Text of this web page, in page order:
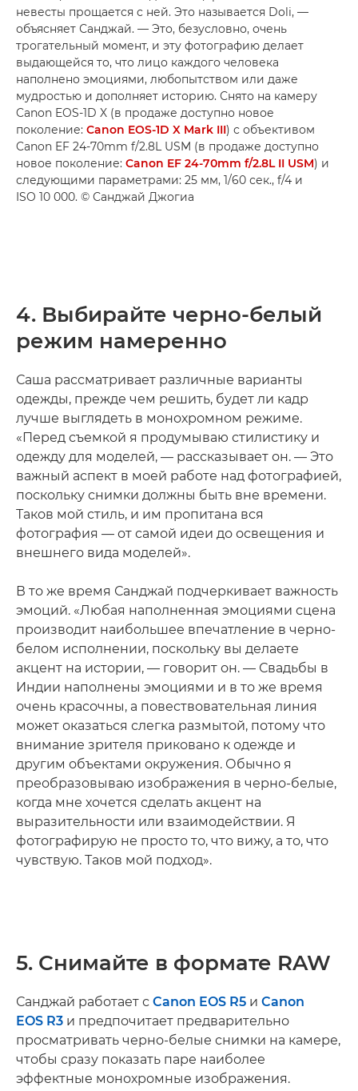
невесты прощается с ней. Это называется Doli, —
объясняет Санджай. — Это, безусловно, очень
трогательный момент, и эту фотографию делает
выдающейся то, что лицо каждого человека
наполнено эмоциями, любопытством или даже
мудростью и дополняет историю. Снято на камеру
Canon EOS-1D X (в продаже доступно новое
поколение: Canon EOS-1D X Mark III) с объективом
Canon EF 24-70mm f/2.8L USM (в продаже доступно
новое поколение: Canon EF 24-70mm f/2.8L II USM) и
следующими параметрами: 25 мм, 1/60 сек., f/4 и
ISO 10 000. © Санджай Джогиа
4. Выбирайте черно-белый
режим намеренно
Саша рассматривает различные варианты
одежды, прежде чем решить, будет ли кадр
лучше выглядеть в монохромном режиме.
«Перед съемкой я продумываю стилистику и
одежду для моделей, — рассказывает он. — Это
важный аспект в моей работе над фотографией,
поскольку снимки должны быть вне времени.
Таков мой стиль, и им пропитана вся
фотография — от самой идеи до освещения и
внешнего вида моделей».
В то же время Санджай подчеркивает важность
эмоций. «Любая наполненная эмоциями сцена
производит наибольшее впечатление в черно-
белом исполнении, поскольку вы делаете
акцент на истории, — говорит он. — Свадьбы в
Индии наполнены эмоциями и в то же время
очень красочны, а повествовательная линия
может оказаться слегка размытой, потому что
внимание зрителя приковано к одежде и
другим объектами окружения. Обычно я
преобразовываю изображения в черно-белые,
когда мне хочется сделать акцент на
выразительности или взаимодействии. Я
фотографирую не просто то, что вижу, а то, что
чувствую. Таков мой подход».
5. Снимайте в формате RAW
Санджай работает с Canon EOS R5 и Canon
EOS R3 и предпочитает предварительно
просматривать черно-белые снимки на камере,
чтобы сразу показать паре наиболее
эффектные монохромные изображения.